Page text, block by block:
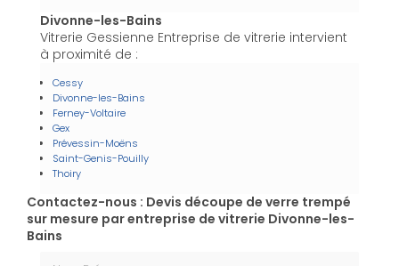
Divonne-les-Bains
Vitrerie Gessienne Entreprise de vitrerie intervient
à proximité de :
Cessy
Divonne-les-Bains
Ferney-Voltaire
Gex
Prévessin-Moëns
Saint-Genis-Pouilly
Thoiry
Contactez-nous : Devis découpe de verre trempé
sur mesure par entreprise de vitrerie Divonne-les-
Bains